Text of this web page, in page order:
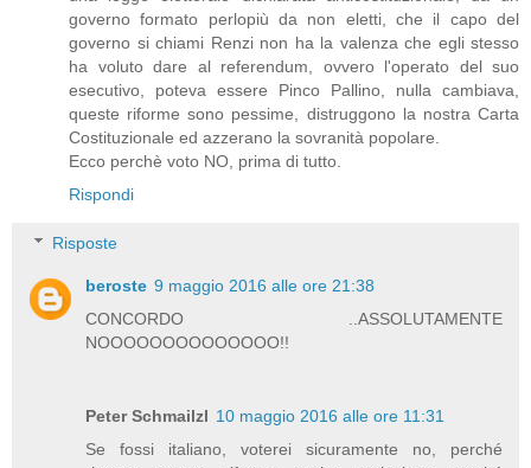
governo formato perlopiù da non eletti, che il capo del
governo si chiami Renzi non ha la valenza che egli stesso
ha voluto dare al referendum, ovvero l'operato del suo
esecutivo, poteva essere Pinco Pallino, nulla cambiava,
queste riforme sono pessime, distruggono la nostra Carta
Costituzionale ed azzerano la sovranità popolare.
Ecco perchè voto NO, prima di tutto.
Rispondi
Risposte
beroste 9 maggio 2016 alle ore 21:38
CONCORDO ..ASSOLUTAMENTE
NOOOOOOOOOOOOOO!!
Peter Schmailzl 10 maggio 2016 alle ore 11:31
Se fossi italiano, voterei sicuramente no, perché